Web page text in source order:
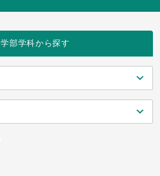
学部学科から探す